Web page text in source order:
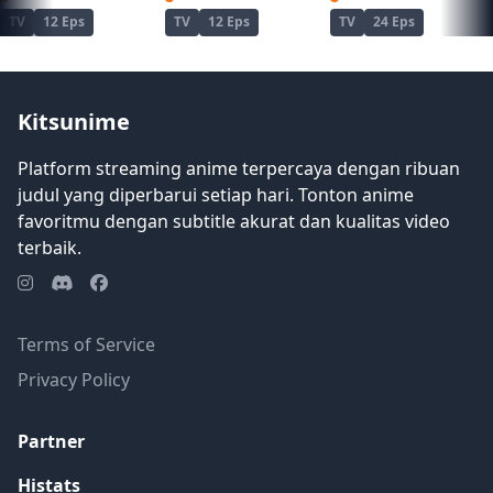
TV 12 Eps TV 12 Eps TV 24 Eps
Kitsunime
Platform streaming anime terpercaya dengan ribuan
judul yang diperbarui setiap hari. Tonton anime
favoritmu dengan subtitle akurat dan kualitas video
terbaik.
Terms of Service
Privacy Policy
Partner
Histats